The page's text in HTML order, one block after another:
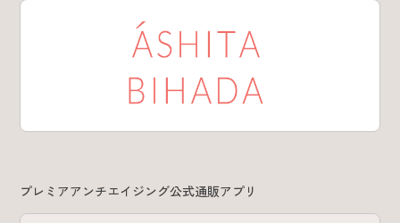
プレミアアンチエイジング公式通販アプリ